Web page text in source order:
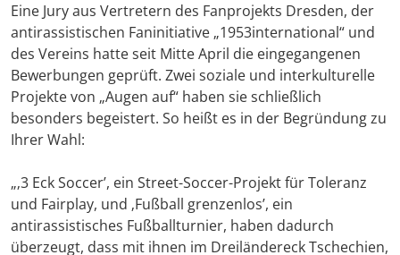
Eine Jury aus Vertretern des Fanprojekts Dresden, der
antirassistischen Faninitiative „1953international“ und
des Vereins hatte seit Mitte April die eingegangenen
Bewerbungen geprüft. Zwei soziale und interkulturelle
Projekte von „Augen auf“ haben sie schließlich
besonders begeistert. So heißt es in der Begründung zu
Ihrer Wahl:
„‚3 Eck Soccer’, ein Street-Soccer-Projekt für Toleranz
und Fairplay, und ‚Fußball grenzenlos’, ein
antirassistisches Fußballturnier, haben dadurch
überzeugt, dass mit ihnen im Dreiländereck Tschechien,